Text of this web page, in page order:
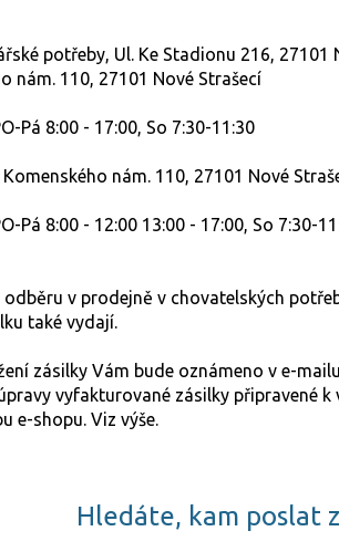
potřeby, Ul. Ke Stadionu 216, 27101
nám. 110, 27101 Nové Strašecí
Pá 8:00 - 17:00, So 7:30-11:30
nám. 110, 27101 Nové
Pá 8:00 - 12:00 13:00 - 17:00, So 7:30-
v prodejně v chovatelských
také vydají.
zásilky Vám bude oznámeno v e-
vyfakturované zásilky připravené
e-shopu. Viz výše.
Hledáte, kam poslat